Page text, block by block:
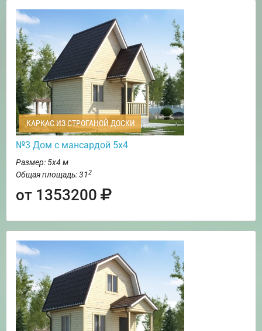
КАРКАС ИЗ СТРОГАНОЙ ДОСКИ
№3 Дом с мансардой 5х4
Размер: 5х4 м
Общая площадь: 312
от 1353200